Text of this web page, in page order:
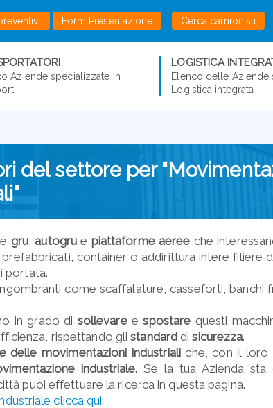
Form Presentazione Cerca camionisti
Aziende specializzate in
LOGISTICA
Elenco delle Aziende
Logistica integrata
del settore per
gru, autogru e piattaforme aeree che
container o addirittura intere filiere
portata.
come scaffalature, casseforti, banchi
in grado di sollevareespostare questi
rispettando glistandarddi sicurezza.
delle movimentazioni industrialiche, con il loro
industriale.Se la tua Azienda sta
puoi effettuare la ricerca in questa pagina.
clicca qui.